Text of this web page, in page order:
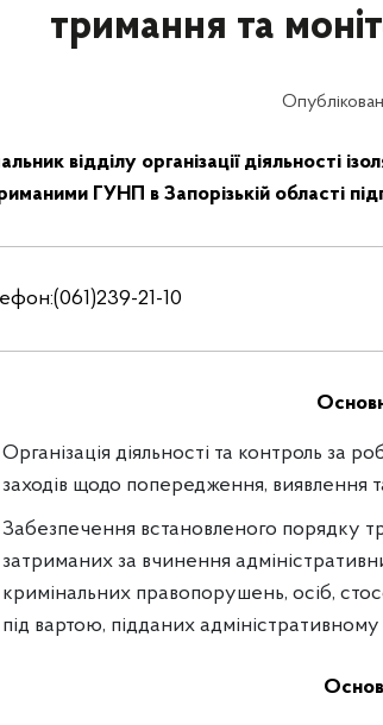
тримання та
відділу організації діяльності
ГУНП в Запорізькій області
21-10
Організація діяльності та контроль за
заходів щодо попередження, виявлення
Забезпечення встановленого порядку
затриманих за вчинення
кримінальних правопорушень, осіб,
під вартою, підданих